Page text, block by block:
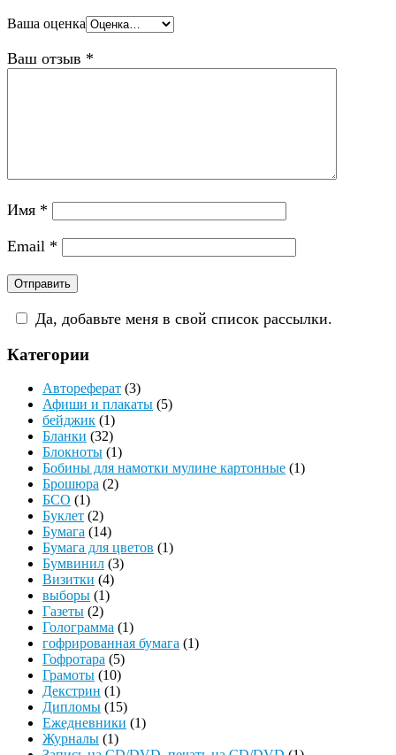
Ваша оценка
Ваш отзыв *
Имя *
Email *
Да, добавьте меня в свой список рассылки.
Категории
Автореферат (3)
Афиши и плакаты (5)
бейджик (1)
Бланки (32)
Блокноты (1)
Бобины для намотки мулине картонные (1)
Брошюра (2)
БСО (1)
Буклет (2)
Бумага (14)
Бумага для цветов (1)
Бумвинил (3)
Визитки (4)
выборы (1)
Газеты (2)
Голограмма (1)
гофрированная бумага (1)
Гофротара (5)
Грамоты (10)
Декстрин (1)
Дипломы (15)
Ежедневники (1)
Журналы (1)